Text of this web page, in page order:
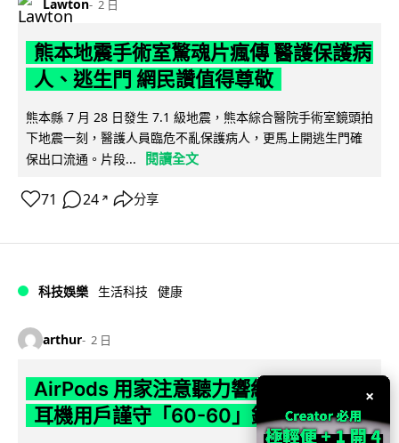
Lawton 2 日
熊本地震手術室驚魂片瘋傳 醫護保護病
人、逃生門 網民讚值得尊敬
熊本縣 7 月 28 日發生 7.1 級地震，熊本綜合醫院手術室鏡頭拍
下地震一刻，醫護人員臨危不亂保護病人，更馬上開逃生門確
保出口流通。片段...
閱讀全文
71 24 ↗ 分享
科技娛樂 生活科技 健康
arthur 2 日
AirPods 用家注意聽力響紅燈 醫學界籲
耳機用戶謹守「60-60」鐵律
×